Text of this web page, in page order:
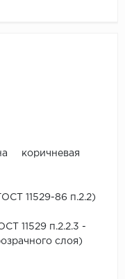
коричневая
11529-86 п.2.2)
11529 п.2.2.3 -
слоя)